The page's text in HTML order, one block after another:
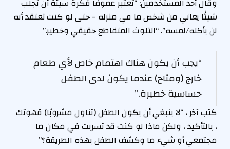
وقال أحد المستخدمين: “تعتبر عمومًا فكرة سيئة أن تجلب
شيئًا يعاني من شخص ما في منزله – حتى لو كنت تعتقد أنه
لن يأكله/لمسه”. “التلوث المتقاطع حقيقي وخطير.”
“يجب أن يكون هناك اهتمام خاص لأي طعام
خارج (ومتاح) عندما يكون لدى الطفل
حساسية خطيرة.”
كتب آخر ، “لا ينبغي أن يكون الطفل (تناول مشروبًا) قهوتك
، بالتأكيد ، ولكن ماذا لو كنت قد تسربت في مكان ما
مجتمعي أو شيء ما وكشف الطفل بهذه الطريقة؟”